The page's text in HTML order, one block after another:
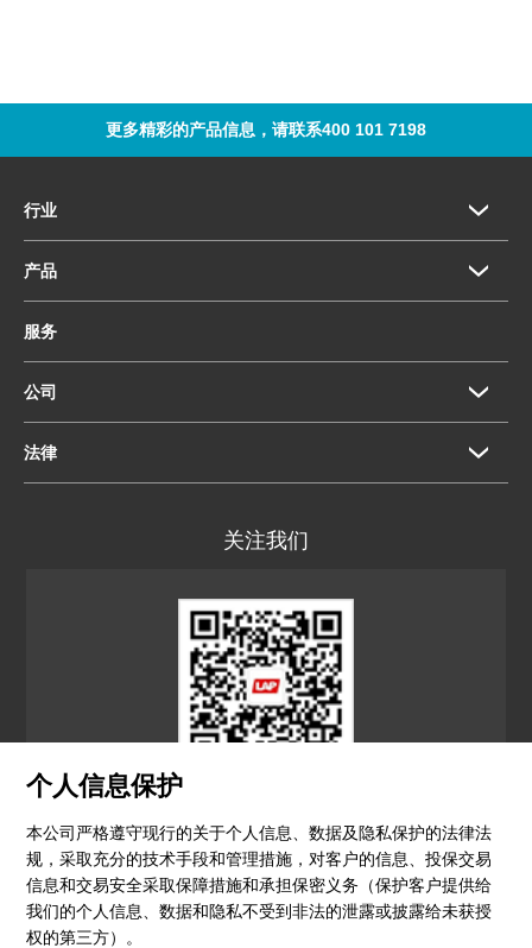
个人信息保护
本公司严格遵守现行的关于个人信息、数据及隐私保护的法律法
规，采取充分的技术手段和管理措施，对客户的信息、投保交易
信息和交易安全采取保障措施和承担保密义务（保护客户提供给
我们的个人信息、数据和隐私不受到非法的泄露或披露给未获授
权的第三方）。
更多精彩的产品信息，请联系400 101 7198
行业
产品
服务
公司
法律
关注我们
© 2026 镭尔谱激光应用技术（上海）有限公司
隐私政策 印记沪ICP备15051604号-4 （沪）-非经营